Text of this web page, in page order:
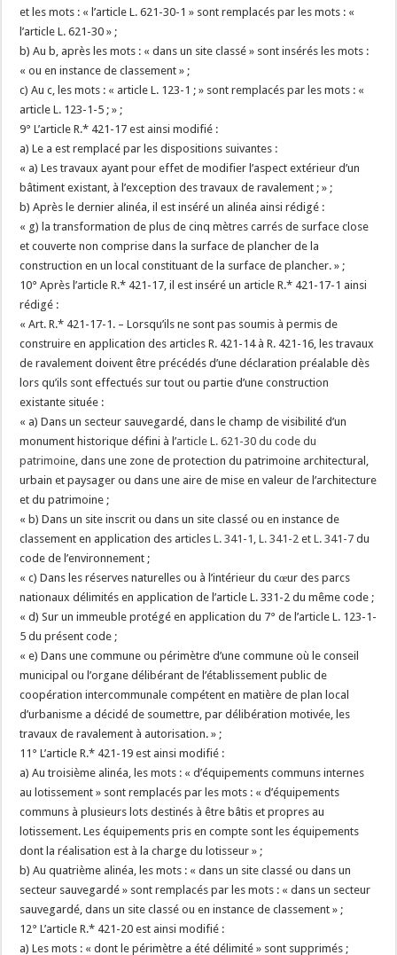
et les mots : « l’article L. 621-30-1 » sont remplacés par les mots : «
l’article L. 621-30 » ;
b) Au b, après les mots : « dans un site classé » sont insérés les mots :
« ou en instance de classement » ;
c) Au c, les mots : « article L. 123-1 ; » sont remplacés par les mots : «
article L. 123-1-5 ; » ;
9° L’article R.* 421-17 est ainsi modifié :
a) Le a est remplacé par les dispositions suivantes :
« a) Les travaux ayant pour effet de modifier l’aspect extérieur d’un
bâtiment existant, à l’exception des travaux de ravalement ; » ;
b) Après le dernier alinéa, il est inséré un alinéa ainsi rédigé :
« g) la transformation de plus de cinq mètres carrés de surface close
et couverte non comprise dans la surface de plancher de la
construction en un local constituant de la surface de plancher. » ;
10° Après l’article R.* 421-17, il est inséré un article R.* 421-17-1 ainsi
rédigé :
« Art. R.* 421-17-1. – Lorsqu’ils ne sont pas soumis à permis de
construire en application des articles R. 421-14 à R. 421-16, les travaux
de ravalement doivent être précédés d’une déclaration préalable dès
lors qu’ils sont effectués sur tout ou partie d’une construction
existante située :
« a) Dans un secteur sauvegardé, dans le champ de visibilité d’un
monument historique défini à l’article L. 621-30 du code du
patrimoine, dans une zone de protection du patrimoine architectural,
urbain et paysager ou dans une aire de mise en valeur de l’architecture
et du patrimoine ;
« b) Dans un site inscrit ou dans un site classé ou en instance de
classement en application des articlesL. 341-1 ,L. 341-2 etL. 341-7 du
code de l’environnement ;
« c) Dans les réserves naturelles ou à l’intérieur du cœur des parcs
nationaux délimités en application de l’article L. 331-2 du même code ;
« d) Sur un immeuble protégé en application du 7° de l’article L. 123-1-
5 du présent code ;
« e) Dans une commune ou périmètre d’une commune où le conseil
municipal ou l’organe délibérant de l’établissement public de
coopération intercommunale compétent en matière de plan local
d’urbanisme a décidé de soumettre, par délibération motivée, les
travaux de ravalement à autorisation. » ;
11° L’article R.* 421-19 est ainsi modifié :
a) Au troisième alinéa, les mots : « d’équipements communs internes
au lotissement » sont remplacés par les mots : « d’équipements
communs à plusieurs lots destinés à être bâtis et propres au
lotissement. Les équipements pris en compte sont les équipements
dont la réalisation est à la charge du lotisseur » ;
b) Au quatrième alinéa, les mots : « dans un site classé ou dans un
secteur sauvegardé » sont remplacés par les mots : « dans un secteur
sauvegardé, dans un site classé ou en instance de classement » ;
12° L’article R.* 421-20 est ainsi modifié :
a) Les mots : « dont le périmètre a été délimité » sont supprimés ;